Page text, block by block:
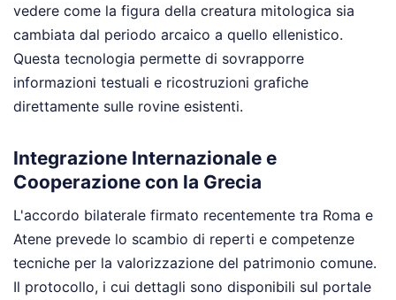
vedere come la figura della creatura mitologica sia
cambiata dal periodo arcaico a quello ellenistico.
Questa tecnologia permette di sovrapporre
informazioni testuali e ricostruzioni grafiche
direttamente sulle rovine esistenti.
Integrazione Internazionale e
Cooperazione con la Grecia
L'accordo bilaterale firmato recentemente tra Roma e
Atene prevede lo scambio di reperti e competenze
tecniche per la valorizzazione del patrimonio comune.
Il protocollo, i cui dettagli sono disponibili sul portale